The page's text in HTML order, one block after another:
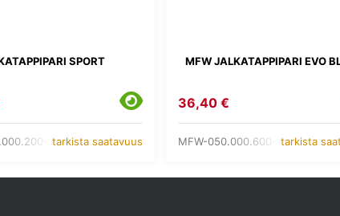
SPORT
8tarkista saatavuus
MFW JALKATAPPIPARI EVO
36,40 €
MFW-050.000.600-8tarkista